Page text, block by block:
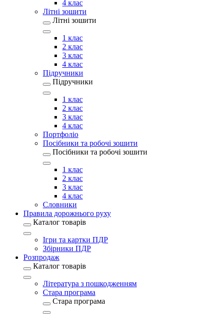
4 клас
Літні зошити
Літні зошити
1 клас
2 клас
3 клас
4 клас
Підручники
Підручники
1 клас
2 клас
3 клас
4 клас
Портфоліо
Посібники та робочі зошити
Посібники та робочі зошити
1 клас
2 клас
3 клас
4 клас
Словники
Правила дорожнього руху
Каталог товарів
Ігри та картки ПДР
Збірники ПДР
Розпродаж
Каталог товарів
Література з пошкодженням
Стара програма
Стара програма